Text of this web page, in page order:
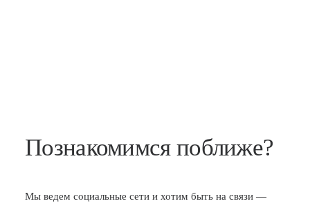
Познакомимся поближе?
Мы ведем социальные сети и хотим быть на связи —